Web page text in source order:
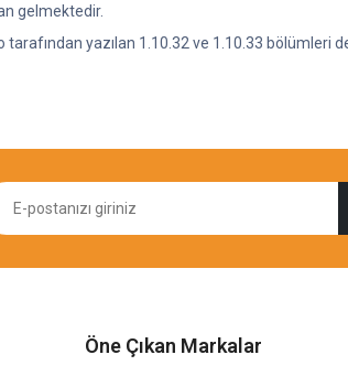
gelmektedir.
yazılan 1.10.32 ve 1.10.33 bölümleri
Öne Çıkan Markalar